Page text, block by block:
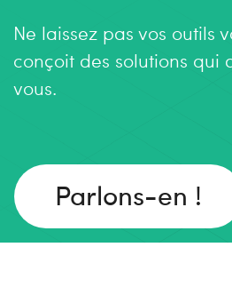
Ne laissez pas vos outils
conçoit des solutions qui
vous.
Parlons-en !